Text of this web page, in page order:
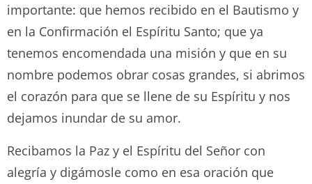
importante: que hemos recibido en el Bautismo y
en la Confirmación el Espíritu Santo; que ya
tenemos encomendada una misión y que en su
nombre podemos obrar cosas grandes, si abrimos
el corazón para que se llene de su Espíritu y nos
dejamos inundar de su amor.
Recibamos la Paz y el Espíritu del Señor con
alegría y digámosle como en esa oración que